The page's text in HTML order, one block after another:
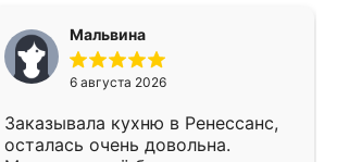
Мальвина
6 августа 2026
Заказывала кухню в Ренессанс,
осталась очень довольна.